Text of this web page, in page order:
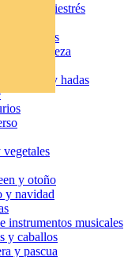
antiestrés
y números
y naturaleza
de hadas y hadas
vegetales
y otoño
y navidad
instrumentos musicales
y caballos
y pascua